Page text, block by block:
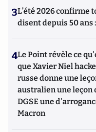
3L’été 2026 confirme
disent depuis 50 ans
4Le Point révèle ce
que Xavier Niel
russe donne une
australien une leçon
DGSE une
Macron